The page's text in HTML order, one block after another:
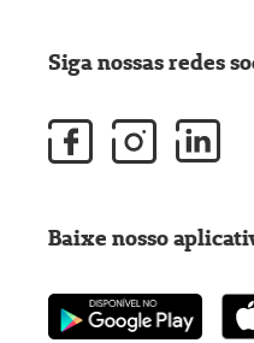
Siga nossas redes
Baixe nosso